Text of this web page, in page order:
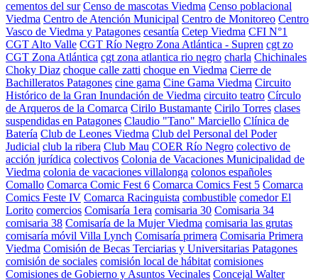
cementos del sur Censo de mascotas Viedma Censo poblacional
Viedma Centro de Atención Municipal Centro de Monitoreo Centro
Vasco de Viedma y Patagones cesantía Cetep Viedma CFI N°1
CGT Alto Valle CGT Río Negro Zona Atlántica - Supren cgt zo
CGT Zona Atlántica cgt zona atlantica rio negro charla Chichinales
Choky Diaz choque calle zatti choque en Viedma Cierre de
Bachilleratos Patagones cine gama Cine Gama Viedma Circuito
Histórico de la Gran Inundación de Viedma circuito teatro Círculo
de Arqueros de la Comarca Cirilo Bustamante Cirilo Torres clases
suspendidas en Patagones Claudio "Tano" Marciello Clínica de
Batería Club de Leones Viedma Club del Personal del Poder
Judicial club la ribera Club Mau COER Río Negro colectivo de
acción jurídica colectivos Colonia de Vacaciones Municipalidad de
Viedma colonia de vacaciones villalonga colonos españoles
Comallo Comarca Comic Fest 6 Comarca Comics Fest 5 Comarca
Comics Feste IV Comarca Racinguista combustible comedor El
Lorito comercios Comisaría 1era comisaria 30 Comisaria 34
comisaria 38 Comisaría de la Mujer Viedma comisaria las grutas
comisaría móvil Villa Lynch Comisaría primera Comisaria Primera
Viedma Comisión de Becas Terciarias y Universitarias Patagones
comisión de sociales comisión local de hábitat comisiones
Comisiones de Gobierno y Asuntos Vecinales Concejal Walter